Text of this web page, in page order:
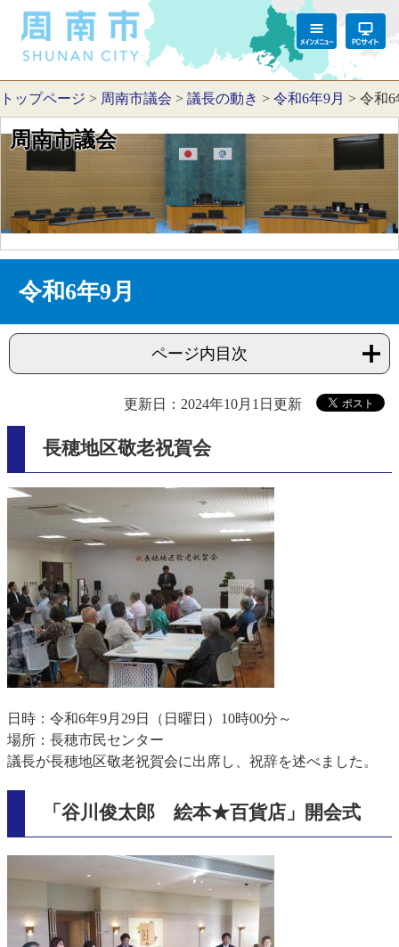
トップページ > 周南市議会 > 議長の動き > 令和6年9月 > 令和6
周南市議会
令和6年9月
ページ内目次
更新日：2024年10月1日更新
長穂地区敬老祝賀会
日時：令和6年9月29日（日曜日）10時00分～
場所：長穂市民センター
議長が長穂地区敬老祝賀会に出席し、祝辞を述べました。
「谷川俊太郎 絵本★百貨店」開会式